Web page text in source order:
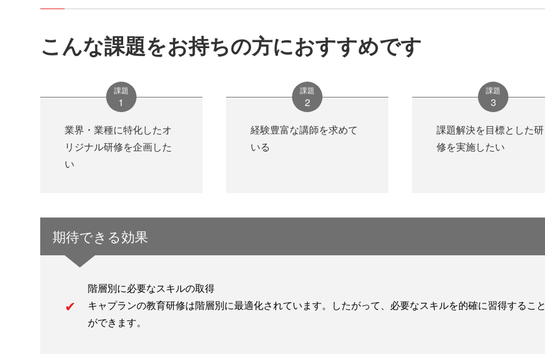
こんな課題をお持ちの方におすすめです
課題
業界・業種に特化したオ
リジナル研修を企画した
い
課題
経験豊富な講師を求めて
いる
課題
課題解決を目標とした研
修を実施したい
期待できる効果
階層別に必要なスキルの取得
キャプランの教育研修は階層別に最適化されています。したがって、必要なスキルを的確に習得すること
ができます。